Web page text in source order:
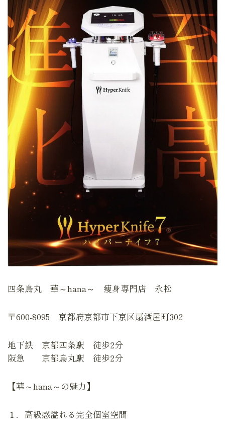
四条烏丸 華～hana～ 痩身専門店 永松
〒600-8095 京都府京都市下京区扇酒屋町302
地下鉄 京都四条駅 徒歩2分
阪急 京都烏丸駅 徒歩2分
【華～hana～の魅力】
１．高級感溢れる完全個室空間